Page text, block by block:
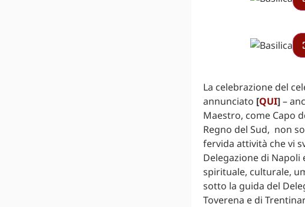
La celebrazione del
annunciato [QUI]–
Maestro, come Capo
Regno del Sud, non
fervida attività che vi
Delegazione di Napoli
spirituale, culturale,
sotto la guida del
Toverena e di